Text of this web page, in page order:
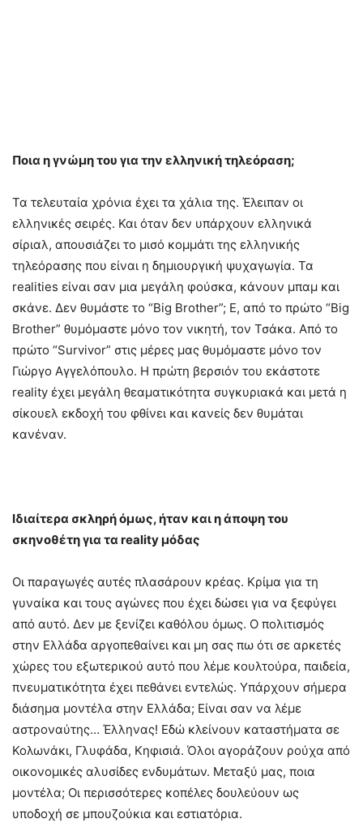
Ποια η γνώμη του για την ελληνική τηλεόραση;
Τα τελευταία χρόνια έχει τα χάλια της. Έλειπαν οι
ελληνικές σειρές. Και όταν δεν υπάρχουν ελληνικά
σίριαλ, απουσιάζει το μισό κομμάτι της ελληνικής
τηλεόρασης που είναι η δημιουργική ψυχαγωγία. Τα
realities είναι σαν μια μεγάλη φούσκα, κάνουν μπαμ και
σκάνε. Δεν θυμάστε το “Big Brother”; Ε, από το πρώτο “Big
Brother” θυμόμαστε μόνο τον νικητή, τον Τσάκα. Από το
πρώτο “Survivor” στις μέρες μας θυμόμαστε μόνο τον
Γιώργο Αγγελόπουλο. Η πρώτη βερσιόν του εκάστοτε
reality έχει μεγάλη θεαματικότητα συγκυριακά και μετά η
σίκουελ εκδοχή του φθίνει και κανείς δεν θυμάται
κανέναν.
Ιδιαίτερα σκληρή όμως, ήταν και η άποψη του
σκηνοθέτη για τα reality μόδας
Οι παραγωγές αυτές πλασάρουν κρέας. Κρίμα για τη
γυναίκα και τους αγώνες που έχει δώσει για να ξεφύγει
από αυτό. Δεν με ξενίζει καθόλου όμως. Ο πολιτισμός
στην Ελλάδα αργοπεθαίνει και μη σας πω ότι σε αρκετές
χώρες του εξωτερικού αυτό που λέμε κουλτούρα, παιδεία,
πνευματικότητα έχει πεθάνει εντελώς. Υπάρχουν σήμερα
διάσημα μοντέλα στην Ελλάδα; Είναι σαν να λέμε
αστροναύτης… Έλληνας! Εδώ κλείνουν καταστήματα σε
Κολωνάκι, Γλυφάδα, Κηφισιά. Όλοι αγοράζουν ρούχα από
οικονομικές αλυσίδες ενδυμάτων. Μεταξύ μας, ποια
μοντέλα; Οι περισσότερες κοπέλες δουλεύουν ως
υποδοχή σε μπουζούκια και εστιατόρια.